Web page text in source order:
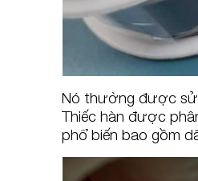
Nó thường được sử
Thiếc hàn được
phổ biến bao gồm